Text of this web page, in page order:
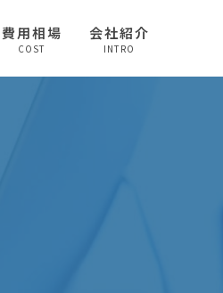
費用相場
COST
会社紹介
INTRO